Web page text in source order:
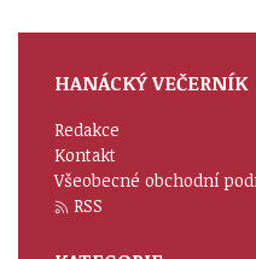
HANÁCKÝ VEČERNÍK
Redakce
Kontakt
Všeobecné obchodní
RSS